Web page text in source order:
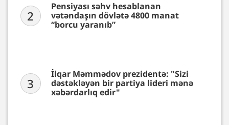
2
Pensiyası səhv hesablanan
vətəndaşın dövlətə 4800 manat
“borcu yaranıb”
3
İlqar Məmmədov prezidentə: "Sizi
dəstəkləyən bir partiya lideri mənə
xəbərdarlıq edir"